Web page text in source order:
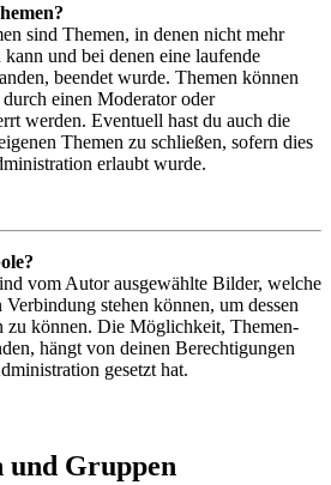
sind Themen, in denen nicht mehr
und bei denen eine laufende
beendet wurde. Themen können
einen Moderator oder
werden. Eventuell hast du auch die
Themen zu schließen, sofern dies
erlaubt wurde.
vom Autor ausgewählte Bilder, welche
stehen können, um dessen
zu können. Die Möglichkeit, Themen-
hängt von deinen Berechtigungen
gesetzt hat.
und Gruppen